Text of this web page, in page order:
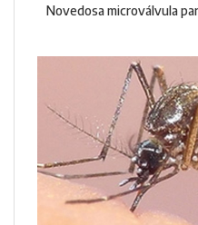
Novedosa microválvula